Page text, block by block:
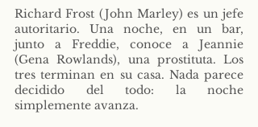
Richard Frost (John Marley) es un jefe
autoritario. Una noche, en un bar,
junto a Freddie, conoce a Jeannie
(Gena Rowlands), una prostituta. Los
tres terminan en su casa. Nada parece
decidido del todo: la noche
simplemente avanza.